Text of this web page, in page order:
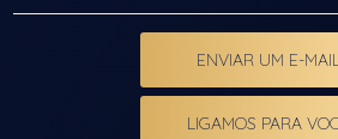
ENVIAR UM E-
LIGAMOS PARA